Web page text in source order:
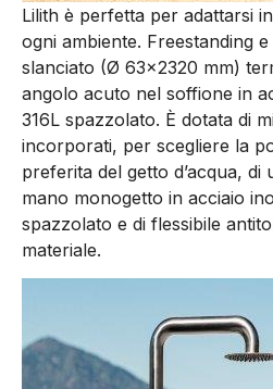
Lilith è perfetta per adattarsi
ogni ambiente. Freestanding
slanciato (Ø 63×2320 mm)
angolo acuto nel soffione in
316L spazzolato. È dotata di
incorporati, per scegliere la
preferita del getto d’acqua, di
mano monogetto in acciaio
spazzolato e di flessibile
materiale.